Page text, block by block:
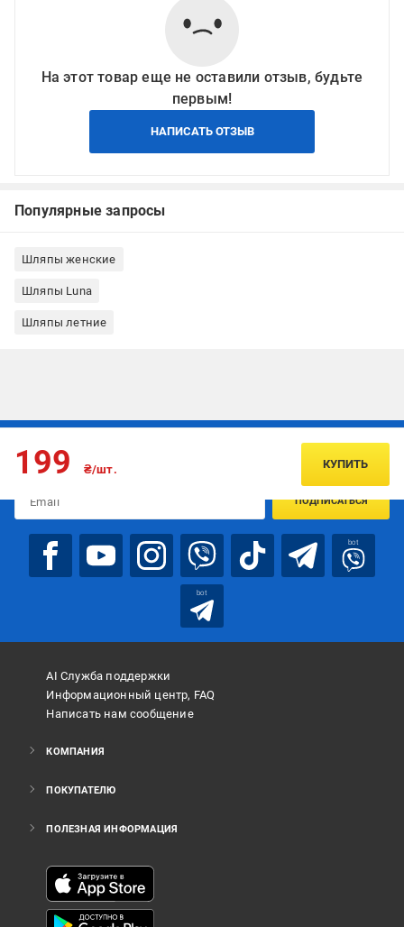
На этот товар еще не оставили отзыв, будьте
первым!
НАПИСАТЬ ОТЗЫВ
Популярные запросы
Шляпы женские
Шляпы Luna
Шляпы летние
199 ₴/шт. КУПИТЬ
Подписывайтесь, чтобы узнавать первым об акцияx и
ПОДПИСАТЬСЯ
bot
bot
AI Служба поддержки
Информационный центр, FAQ
Написать нам сообщение
КОМПАНИЯ
ПОКУПАТЕЛЮ
ПОЛЕЗНАЯ ИНФОРМАЦИЯ